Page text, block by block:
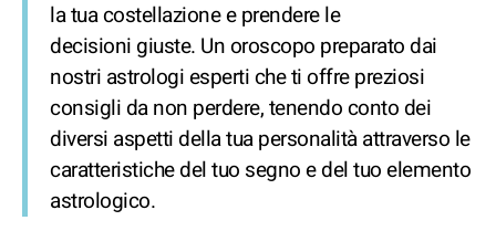
la tua costellazione e prendere le
decisioni giuste. Un oroscopo preparato dai
nostri astrologi esperti che ti offre preziosi
consigli da non perdere, tenendo conto dei
diversi aspetti della tua personalità attraverso le
caratteristiche del tuo segno e del tuo elemento
astrologico.